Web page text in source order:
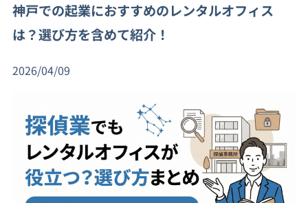
神戸での起業におすすめのレンタルオフィス
は？選び方を含めて紹介！
2026/04/09